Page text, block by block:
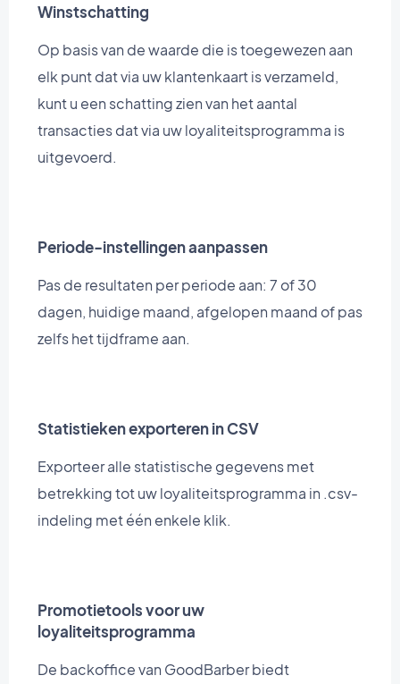
Winstschatting
Op basis van de waarde die is toegewezen aan
elk punt dat via uw klantenkaart is verzameld,
kunt u een schatting zien van het aantal
transacties dat via uw loyaliteitsprogramma is
uitgevoerd.
Periode-instellingen aanpassen
Pas de resultaten per periode aan: 7 of 30
dagen, huidige maand, afgelopen maand of pas
zelfs het tijdframe aan.
Statistieken exporteren in CSV
Exporteer alle statistische gegevens met
betrekking tot uw loyaliteitsprogramma in .csv-
indeling met één enkele klik.
Promotietools voor uw
loyaliteitsprogramma
De backoffice van GoodBarber biedt